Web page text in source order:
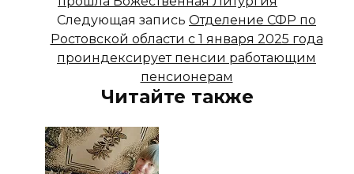
Следующая запись Отделение СФР по
Ростовской области с 1 января 2025 года
проиндексирует пенсии работающим
пенсионерам
Читайте также